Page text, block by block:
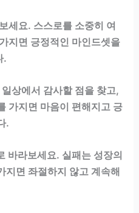
세요. 스스로를 소중히 여
지면 긍정적인 마인드셋을
.
상에서 감사할 점을 찾고,
가지면 마음이 편해지고 긍
.
바라보세요. 실패는 성장의
지면 좌절하지 않고 계속해